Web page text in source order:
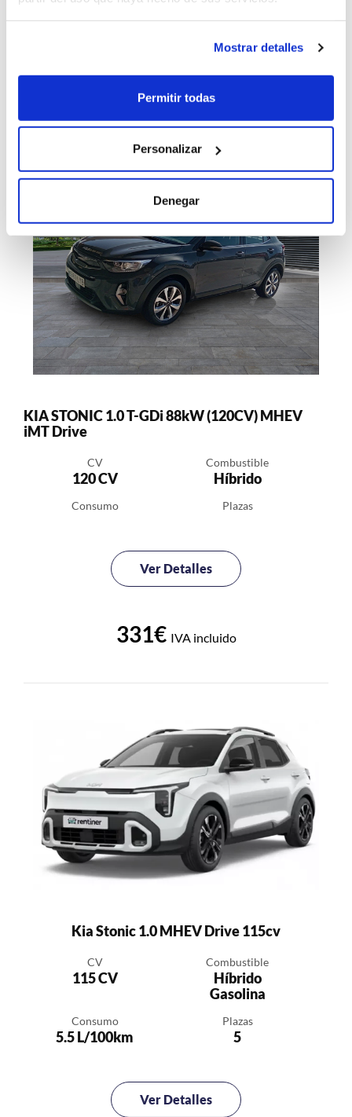
Mostrar detalles
Permitir todas
Personalizar
Denegar
Ver Detalles
324€ IVA incluido
KIA STONIC 1.0 T-GDi 88kW (120CV) MHEV
iMT Drive
CV
120 CV
Combustible
Híbrido
Consumo Plazas
Ver Detalles
331€ IVA incluido
Kia Stonic 1.0 MHEV Drive 115cv
CV
115 CV
Combustible
Híbrido
Gasolina
Consumo
5.5 L/100km
Plazas
5
Ver Detalles